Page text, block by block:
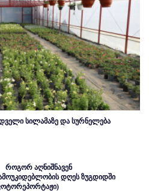
სილამაზე და სურნელება
როგორ აღნიშნავენ
დღეს ზუგდიდში